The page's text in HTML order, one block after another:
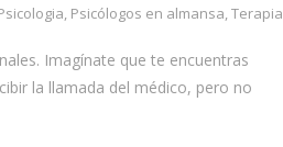
, Psicólogos en almansa,Terapia
Imagínate que te encuentras
la llamada del médico, pero no